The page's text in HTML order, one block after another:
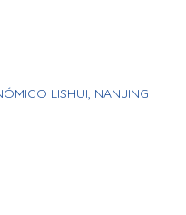
LISHUI, NANJING